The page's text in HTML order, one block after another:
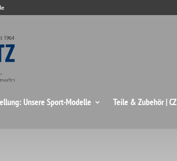
Unsere Sport-Modelle Teile & Zubehör | CZ